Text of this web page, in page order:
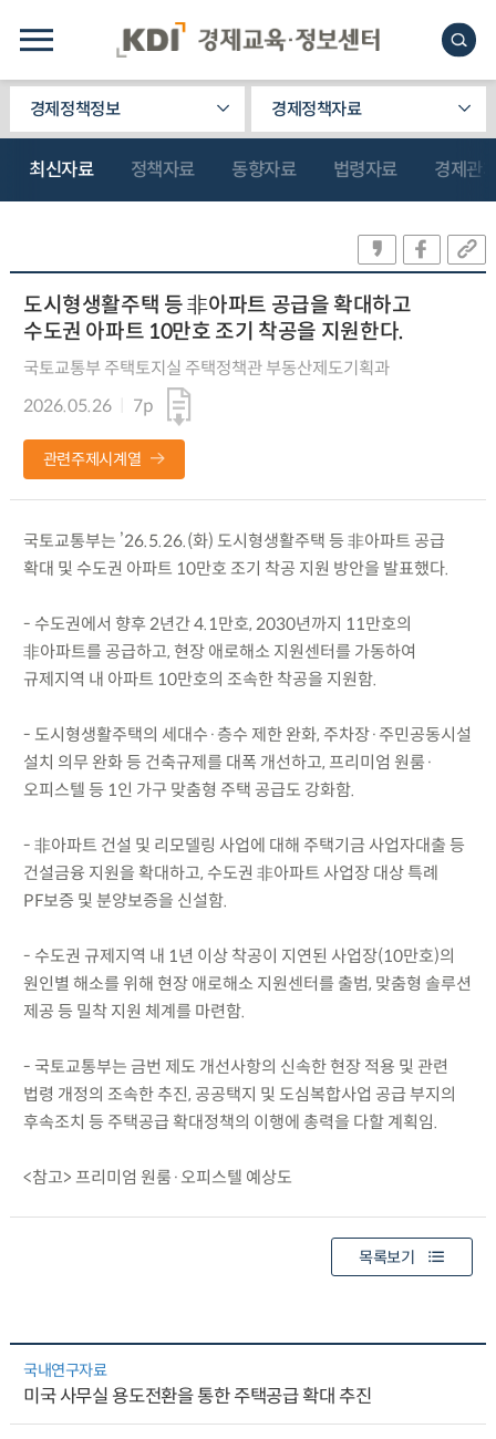
경제정책정보 경제정책자료
최신자료 정책자료 동향자료 법령자료 경제관
도시형생활주택 등 非아파트 공급을 확대하고
수도권 아파트 10만호 조기 착공을 지원한다.
국토교통부 주택토지실 주택정책관 부동산제도기획과
2026.05.26
7p
관련주제시계열
국토교통부는 ’26.5.26.(화) 도시형생활주택 등 非아파트 공급
확대 및 수도권 아파트 10만호 조기 착공 지원 방안을 발표했다.
- 수도권에서 향후 2년간 4.1만호, 2030년까지 11만호의
非아파트를 공급하고, 현장 애로해소 지원센터를 가동하여
규제지역 내 아파트 10만호의 조속한 착공을 지원함.
- 도시형생활주택의 세대수·층수 제한 완화, 주차장·주민공동시설
설치 의무 완화 등 건축규제를 대폭 개선하고, 프리미엄 원룸·
오피스텔 등 1인 가구 맞춤형 주택 공급도 강화함.
- 非아파트 건설 및 리모델링 사업에 대해 주택기금 사업자대출 등
건설금융 지원을 확대하고, 수도권 非아파트 사업장 대상 특례
PF보증 및 분양보증을 신설함.
- 수도권 규제지역 내 1년 이상 착공이 지연된 사업장(10만호)의
원인별 해소를 위해 현장 애로해소 지원센터를 출범, 맞춤형 솔루션
제공 등 밀착 지원 체계를 마련함.
- 국토교통부는 금번 제도 개선사항의 신속한 현장 적용 및 관련
법령 개정의 조속한 추진, 공공택지 및 도심복합사업 공급 부지의
후속조치 등 주택공급 확대정책의 이행에 총력을 다할 계획임.
<참고> 프리미엄 원룸·오피스텔 예상도
목록보기
국내연구자료
미국 사무실 용도전환을 통한 주택공급 확대 추진